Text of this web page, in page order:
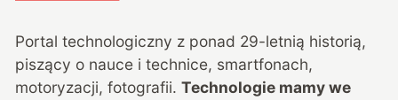
Portal technologiczny z ponad 29-letnią historią,
piszący o nauce i technice, smartfonach,
motoryzacji, fotografii. Technologie mamy we